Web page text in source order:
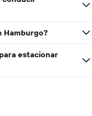
Hamburgo?
estacionar